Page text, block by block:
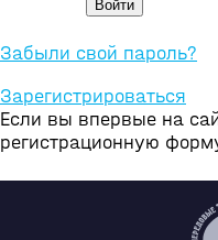
Забыли свой пароль?
Зарегистрироваться
Если вы впервые на
регистрационную